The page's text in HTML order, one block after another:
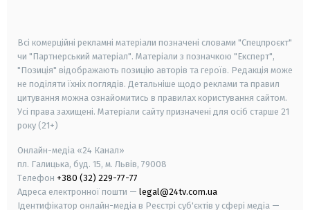
Всі комерційні рекламні матеріали позначені словами "Спецпроєкт"
чи "Партнерський матеріал". Матеріали з позначкою "Експерт",
"Позиція" відображають позицію авторів та героїв. Редакція може
не поділяти їхніх поглядів. Детальніше щодо реклами та правил
цитування можна ознайомитись в правилах користування сайтом.
Усі права захищені. Матеріали сайту призначені для осіб старше 21
року (21+)
Онлайн-медіа «24 Канал»
пл. Галицька, буд. 15, м. Львів, 79008
Телефон +380 (32) 229-77-77
Адреса електронної пошти — legal@24tv.com.ua
Ідентифікатор онлайн-медіа в Реєстрі суб'єктів у сфері медіа —